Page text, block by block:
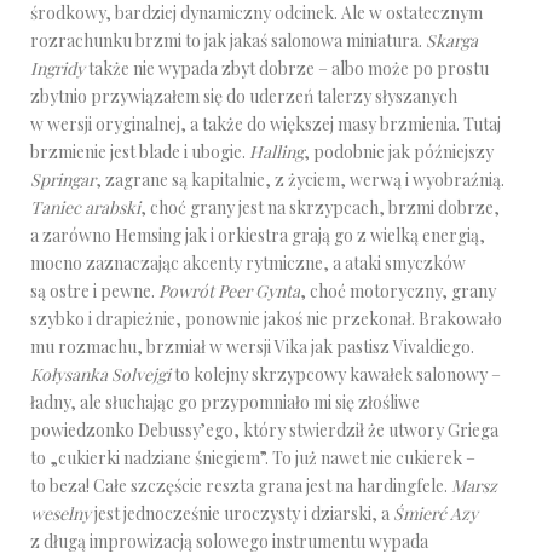
środkowy, bardziej dynamiczny odcinek. Ale w ostatecznym
rozrachunku brzmi to jak jakaś salonowa miniatura. Skarga
Ingridytakże nie wypada zbyt dobrze – albo może po prostu
zbytnio przywiązałem się do uderzeń talerzy słyszanych
w wersji oryginalnej, a także do większej masy brzmienia. Tutaj
brzmienie jest blade i ubogie. Halling, podobnie jak późniejszy
Springar, zagrane są kapitalnie, z życiem, werwą i wyobraźnią.
Taniec arabski, choć grany jest na skrzypcach, brzmi dobrze,
a zarówno Hemsing jak i orkiestra grają go z wielką energią,
mocno zaznaczając akcenty rytmiczne, a ataki smyczków
są ostre i pewne. Powrót Peer Gynta, choć motoryczny, grany
szybko i drapieżnie, ponownie jakoś nie przekonał. Brakowało
mu rozmachu, brzmiał w wersji Vika jak pastisz Vivaldiego.
Kołysanka Solvejgito kolejny skrzypcowy kawałek salonowy –
ładny, ale słuchając go przypomniało mi się złośliwe
powiedzonko Debussy’ego, który stwierdził że utwory Griega
to „cukierki nadziane śniegiem”. To już nawet nie cukierek –
to beza! Całe szczęście reszta grana jest na hardingfele. Marsz
weselnyjest jednocześnie uroczysty i dziarski, a Śmierć Azy
z długą improwizacją solowego instrumentu wypada